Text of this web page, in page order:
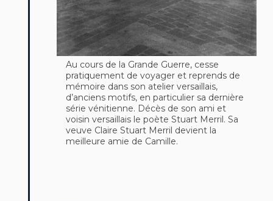
Au cours de la Grande Guerre, cesse
pratiquement de voyager et reprends de
mémoire dans son atelier versaillais,
d’anciens motifs, en particulier sa dernière
série vénitienne. Décès de son ami et
voisin versaillais le poète Stuart Merril. Sa
veuve Claire Stuart Merril devient la
meilleure amie de Camille.